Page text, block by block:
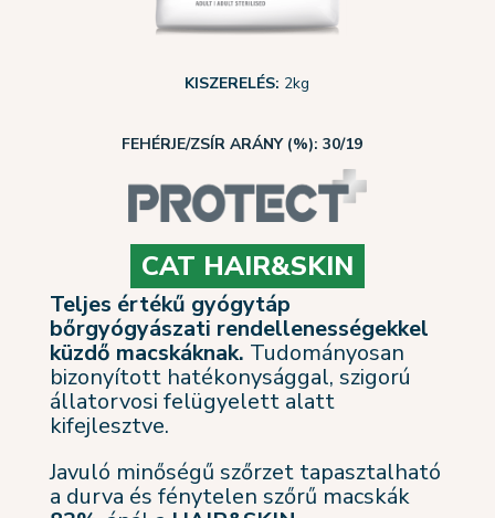
KISZERELÉS: 2kg
FEHÉRJE/ZSÍR ARÁNY (%): 30/19
CAT HAIR&SKIN
Teljes értékű gyógytáp
bőrgyógyászati rendellenességekkel
küzdő macskáknak. Tudományosan
bizonyított hatékonysággal, szigorú
állatorvosi felügyelett alatt
kifejlesztve.
Javuló minőségű szőrzet tapasztalható
a durva és fénytelen szőrű macskák